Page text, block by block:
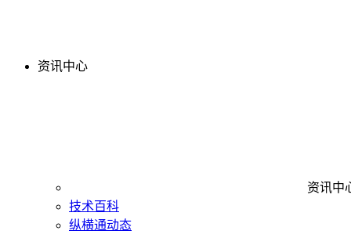
资讯中心
资讯中
技术百科
纵横通动态